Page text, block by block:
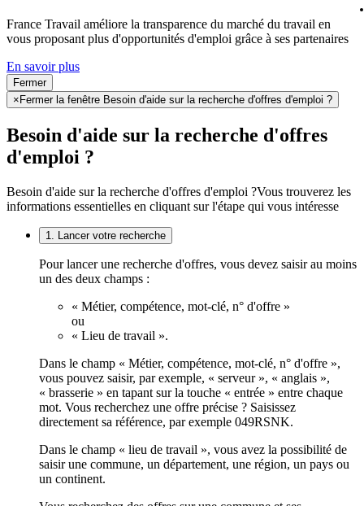
France Travail améliore la transparence du marché du travail en
vous proposant plus d'opportunités d'emploi grâce à ses partenaires
En savoir plus
Fermer
× Fermer la fenêtre Besoin d'aide sur la recherche d'offres d'emploi ?
Besoin d'aide sur la recherche d'offres
d'emploi ?
Besoin d'aide sur la recherche d'offres d'emploi ?Vous trouverez les
informations essentielles en cliquant sur l'étape qui vous intéresse
1. Lancer votre recherche
Pour lancer une recherche d'offres, vous devez saisir au moins
un des deux champs :
« Métier, compétence, mot-clé, n° d'offre »
ou
« Lieu de travail ».
Dans le champ « Métier, compétence, mot-clé, n° d'offre »,
vous pouvez saisir, par exemple, « serveur », « anglais »,
« brasserie » en tapant sur la touche « entrée » entre chaque
mot. Vous recherchez une offre précise ? Saisissez
directement sa référence, par exemple 049RSNK.
Dans le champ « lieu de travail », vous avez la possibilité de
saisir une commune, un département, une région, un pays ou
un continent.